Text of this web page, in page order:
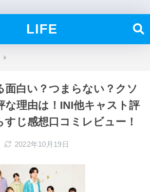
LIFE
面白い？つまらない？クソ
な理由は！INI他キャスト評
すじ感想口コミレビュー！
2022年10月19日